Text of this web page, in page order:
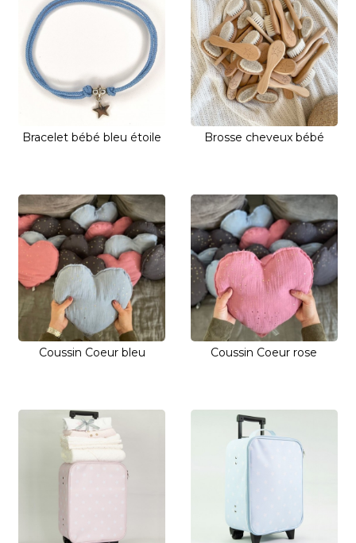
Bracelet bébé bleu étoile Brosse cheveux bébé
Coussin Coeur bleu Coussin Coeur rose